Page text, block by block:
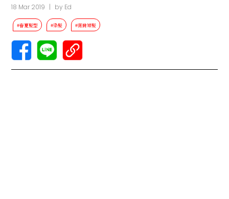
18 Mar 2019 | by Ed
#春夏髮型 #染髮 #齊肩短髮